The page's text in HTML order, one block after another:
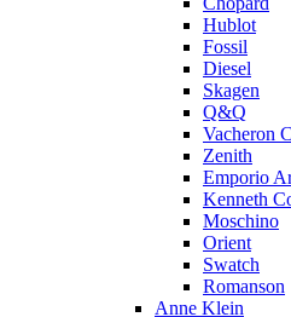
Hublot
Fossil
Diesel
Skagen
Q&Q
Vacheron
Zenith
Emporio
Kenneth
Moschino
Orient
Swatch
Romanson
Anne Klein